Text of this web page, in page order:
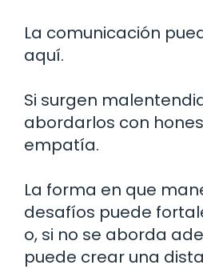
La comunicación
aquí.
Si surgen
abordarlos con
empatía.
La forma en que
desafíos puede
o, si no se aborda
puede crear una